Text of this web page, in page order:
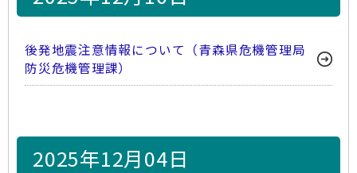
後発地震注意情報について（青森県危機管理局
防災危機管理課）
2025年12月04日